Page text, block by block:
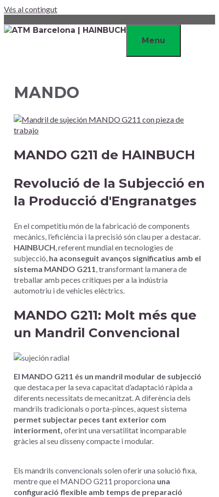
Vés al contingut
Menu
MANDO
MANDO G211 de HAINBUCH
Revolució de la Subjecció en
la Producció d'Engranatges
En el competitiu món de la fabricació de components
mecànics, l’eficiència i la precisió són clau per a destacar.
HAINBUCH , referent mundial en tecnologies de
subjecció, ha aconseguit avanços significatius amb el
sistema MANDO G211 , transformant la manera de
treballar amb peces crítiques per a la indústria
automotriu i de vehicles elèctrics.
MANDO G211: Molt més que
un Mandril Convencional
El MANDO G211 és un mandril modular de subjecció
que destaca per la seva capacitat d’adaptació ràpida a
diferents necessitats de mecanitzat. A diferència dels
mandrils tradicionals o porta-pinces, aquest sistema
permet subjectar peces tant exterior com
interiorment, oferint una versatilitat incomparable
gràcies al seu disseny compacte i modular.
Els mandrils convencionals solen oferir una solució fixa,
mentre que el MANDO G211 proporciona una
configuració flexible amb temps de preparació